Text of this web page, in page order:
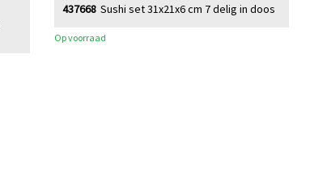
Sushi set 31x21x6 cm 7 delig in doos
437668
Op voorraad